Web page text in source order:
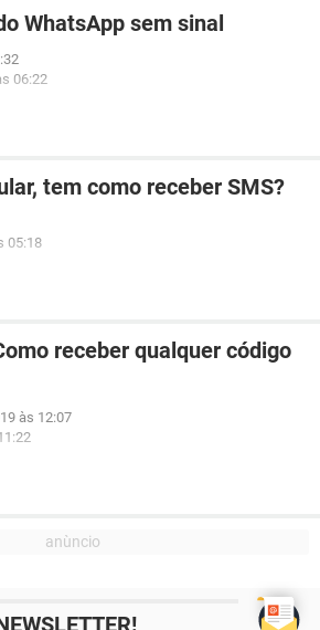
WhatsApp sem sinal
06:22
tem como receber SMS?
05:18
receber qualquer código
às 12:07